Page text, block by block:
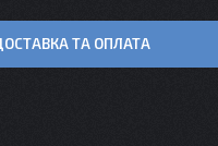
ТА ОПЛАТА